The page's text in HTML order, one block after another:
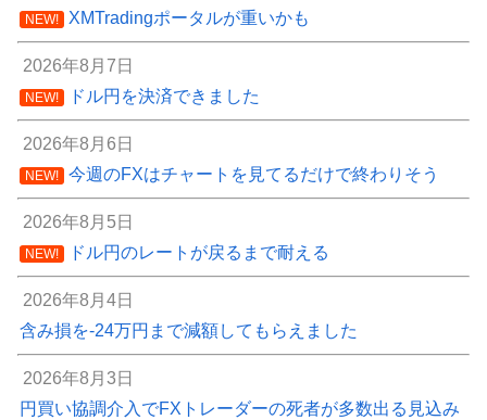
NEW! XMTradingポータルが重いかも
2026年8月7日
NEW! ドル円を決済できました
2026年8月6日
NEW! 今週のFXはチャートを見てるだけで終わりそう
2026年8月5日
NEW! ドル円のレートが戻るまで耐える
2026年8月4日
含み損を-24万円まで減額してもらえました
2026年8月3日
円買い協調介入でFXトレーダーの死者が多数出る見込み